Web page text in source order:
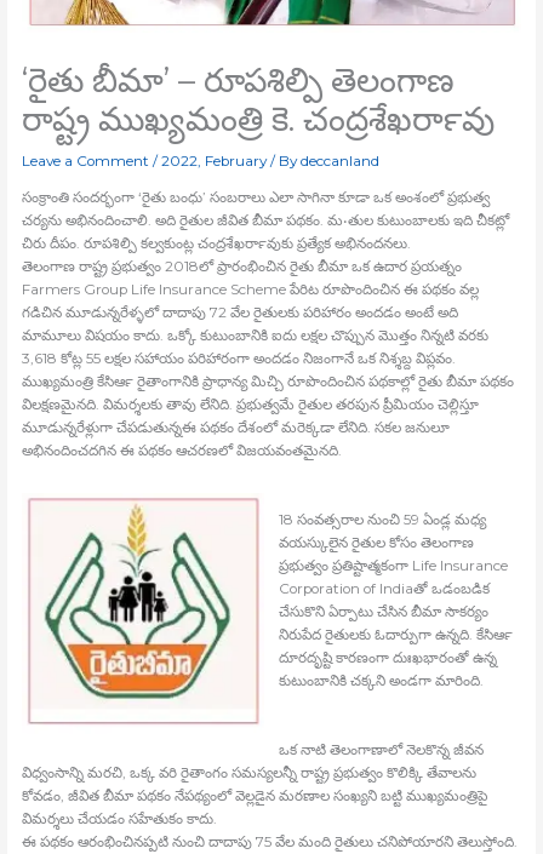
‘రైతు బీమా’ – రూపశిల్పి తెలంగాణ
రాష్ట్ర ముఖ్యమంత్రి కె. చంద్రశేఖర్‍రావు
Leave a Comment /2022, February/ Bydeccanland
సంక్రాంతి సందర్భంగా ‘రైతు బంధు’ సంబరాలు ఎలా సాగినా కూడా ఒక అంశంలో ప్రభుత్వ
చర్యను అభినందించాలి. అది రైతుల జీవిత బీమా పథకం. మ•తుల కుటుంబాలకు ఇది చీకట్లో
చిరు దీపం. రూపశిల్పి కల్వకుంట్ల చంద్రశేఖర్‍రావుకు ప్రత్యేక అభినందనలు.
తెలంగాణ రాష్ట్ర ప్రభుత్వం 2018లో ప్రారంభించిన రైతు బీమా ఒక ఉదార ప్రయత్నం
Farmers Group Life Insurance Scheme పేరిట రూపొందించిన ఈ పథకం వల్ల
గడిచిన మూడున్నరేళ్ళలో దాదాపు 72 వేల రైతులకు పరిహారం అందడం అంటే అది
మామూలు విషయం కాదు. ఒక్కో కుటుంబానికి ఐదు లక్షల చొప్పున మొత్తం నిన్నటి వరకు
3,618 కోట్ల 55 లక్షల సహాయం పరిహారంగా అందడం నిజంగానే ఒక నిశ్శబ్ద విప్లవం.
ముఖ్యమంత్రి కేసిఆర్‍ రైతాంగానికి ప్రాధాన్య మిచ్చి రూపొందించిన పథకాల్లో రైతు బీమా పథకం
విలక్షణమైనది. విమర్శలకు తావు లేనిది. ప్రభుత్వమే రైతుల తరపున ప్రీమియం చెల్లిస్తూ
మూడున్నరేళ్లుగా చేపడుతున్నఈ పథకం దేశంలో మరెక్కడా లేనిది. సకల జనులూ
అభినందించదగిన ఈ పథకం ఆచరణలో విజయవంతమైనది.
18 సంవత్సరాల నుంచి 59 ఏండ్ల మధ్య
వయస్కులైన రైతుల కోసం తెలంగాణ
ప్రభుత్వం ప్రతిష్టాత్మకంగా Life Insurance
Corporation of Indiaతో ఒడంబడిక
చేసుకొని ఏర్పాటు చేసిన బీమా సౌకర్యం
నిరుపేద రైతులకు ఓదార్పుగా ఉన్నది. కేసిఆర్‍
దూరదృష్టి కారణంగా దుఃఖభారంతో ఉన్న
కుటుంబానికి చక్కని అండగా మారింది.
ఒక నాటి తెలంగాణాలో నెలకొన్న జీవన
విధ్వంసాన్ని మరచి, ఒక్క వరి రైతాంగం సమస్యలన్నీ రాష్ట్ర ప్రభుత్వం కొలిక్కి తేవాలను
కోవడం, జీవిత బీమా పథకం నేపథ్యంలో వెల్లడైన మరణాల సంఖ్యని బట్టి ముఖ్యమంత్రిపై
విమర్శలు చేయడం సహేతుకం కాదు.
ఈ పథకం ఆరంభించినప్పటి నుంచి దాదాపు 75 వేల మంది రైతులు చనిపోయారని తెలుస్తోంది.